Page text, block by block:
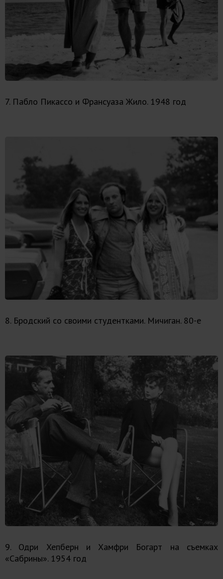
7. Пабло Пикассо и Франсуаза Жило. 1948 год
8. Бродский со своими студентками. Мичиган. 80-е
9. Одри Хепберн и Хамфри Богарт на съемках
«Сабрины». 1954 год